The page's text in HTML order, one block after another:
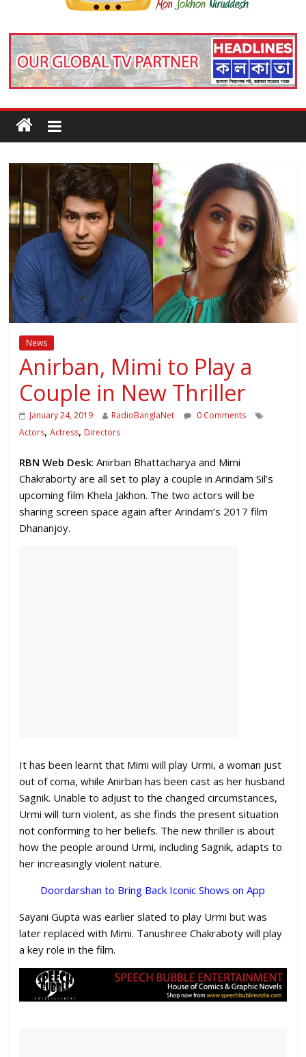
News
Anirban, Mimi to Play a
Couple in New Thriller
January 24, 2019 RadioBanglaNet
0 Comments
Actors,Actress, Directors
RBN Web Desk: Anirban Bhattacharya and Mimi
Chakraborty are all set to play a couple in Arindam Sil’s
upcoming film Khela Jakhon. The two actors will be
sharing screen space again after Arindam’s 2017 film
Dhananjoy.
It has been learnt that Mimi will play Urmi, a woman just
out of coma, while Anirban has been cast as her husband
Sagnik. Unable to adjust to the changed circumstances,
Urmi will turn violent, as she finds the present situation
not conforming to her beliefs. The new thriller is about
how the people around Urmi, including Sagnik, adapts to
her increasingly violent nature.
Doordarshan to Bring Back Iconic Shows on App
Sayani Gupta was earlier slated to play Urmi but was
later replaced with Mimi. Tanushree Chakraboty will play
a key role in the film.